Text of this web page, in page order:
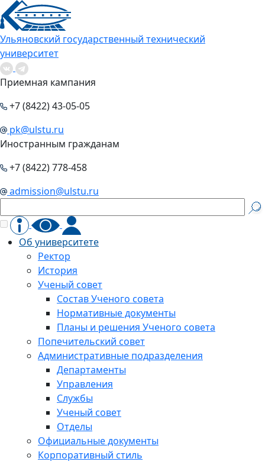
Ульяновский государственный технический
университет
Приемная кампания
+7 (8422) 43-05-05
pk@ulstu.ru
Иностранным гражданам
+7 (8422) 778-458
admission@ulstu.ru
Об университете
Ректор
История
Ученый совет
Состав Ученого совета
Нормативные документы
Планы и решения Ученого совета
Попечительский совет
Административные подразделения
Департаменты
Управления
Службы
Ученый совет
Отделы
Официальные документы
Корпоративный стиль